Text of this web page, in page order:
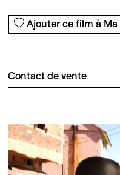
Ajouter ce film à Ma
Contact de vente